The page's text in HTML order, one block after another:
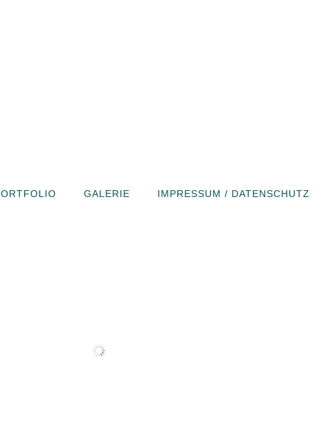
GALERIE IMPRESSUM / DATENSCHUTZ